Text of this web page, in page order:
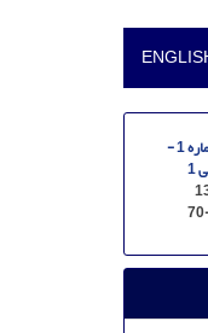
دوره 7، شماره 1 -